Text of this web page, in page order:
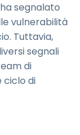
segnalato
vulnerabilità
Tuttavia,
segnali
di
ciclo di